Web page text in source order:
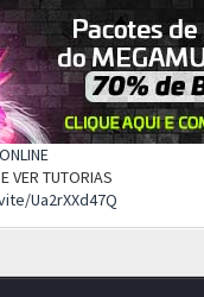
VER TUTORIAS
Ua2rXXd47Q